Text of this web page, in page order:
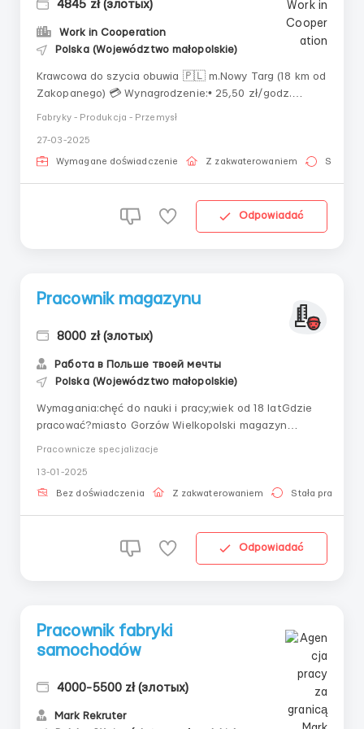
4845 zł (злотых)
Work in Cooperation
Polska (Województwo małopolskie)
Krawcowa do szycia obuwia 🇵🇱 m.Nowy Targ (18 km od
Zakopanego) 💳 Wynagrodzenie:• 25,50 zł/godz.
netto• 30,50 zł/godz. netto stawka dla studentów do
pracująca Sobota)• praca po 8 godzin, na dwie zmiany
07:00-15:00, 15:00-23:00&bu...
Fabryky - Produkcja - Przemysł
27-03-2025
Wymagane doświadczenie Z zakwaterowaniem Stała
Odpowiadać
Pracownik magazynu
8000 zł (злотых)
Работа в Польше твоей мечты
Polska (Województwo małopolskie)
Wymagania:chęć do nauki i pracy;wiek od 18 latGdzie
pracować?miasto Gorzów Wielkopolski magazyn
zł/miesiąc). Za własne mieszkanie kompensacja + 2 zł
do stawki, Dostępna możliwość zamieszkania z
Pracownicze specjalizacje
13-01-2025
Bez doświadczenia Z zakwaterowaniem Stała praca
Odpowiadać
Pracownik fabryki
samochodów
4000-5500 zł (злотых)
Mark Rekruter